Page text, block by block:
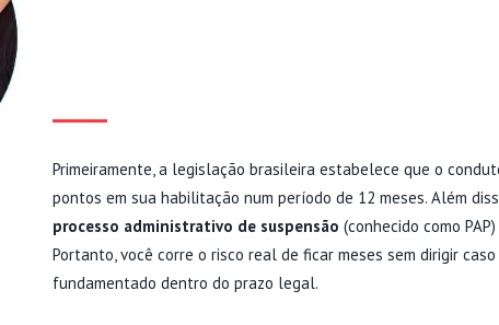
Primeiramente, a legislação brasileira estabelece que o
pontos em sua habilitação num período de 12 meses. Além
processo administrativo de suspensão (conhecido como
Portanto, você corre o risco real de ficar meses sem dirigir
fundamentado dentro do prazo legal.